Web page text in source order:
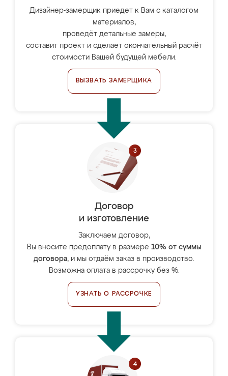
Дизайнер-замерщик приедет к Вам с каталогом
материалов,
проведёт детальные замеры,
составит проект и сделает окончательный расчёт
стоимости Вашей будущей мебели.
ВЫЗВАТЬ ЗАМЕРЩИКА
Договор
и изготовление
Заключаем договор,
Вы вносите предоплату в размере 10% от суммы
договора, и мы отдаём заказ в производство.
Возможна оплата в рассрочку без %.
УЗНАТЬ О РАССРОЧКЕ